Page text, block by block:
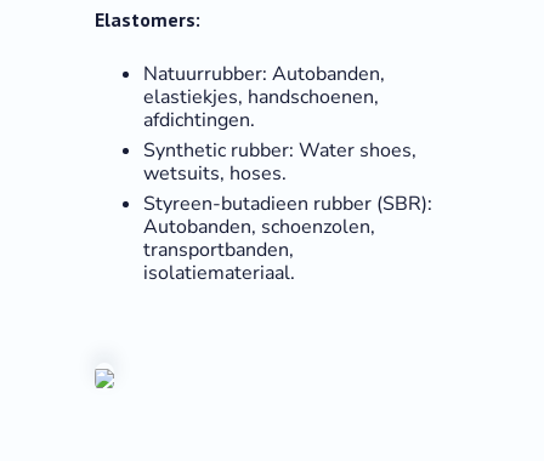
Elastomers:
Natuurrubber: Autobanden,
elastiekjes, handschoenen,
afdichtingen.
Synthetic rubber: Water shoes,
wetsuits, hoses.
Styreen-butadieen rubber (SBR):
Autobanden, schoenzolen,
transportbanden,
isolatiemateriaal.